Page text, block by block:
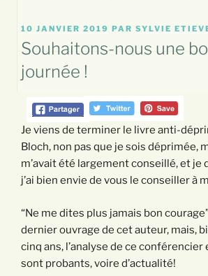
PUBLIÉ
LE
10 JANVIER 2019 PAR SYLVIE
Souhaitons-nous une
journée !
Je viens de terminer le livre anti-
Bloch, non pas que je sois déprimée,
m’avait été largement conseillé, et je
j’ai bien envie de vous le conseiller à
“Ne me dites plus jamais bon
dernier ouvrage de cet auteur, mais,
cinq ans, l’analyse de ce conférencier
sont probants, voire d’actualité!